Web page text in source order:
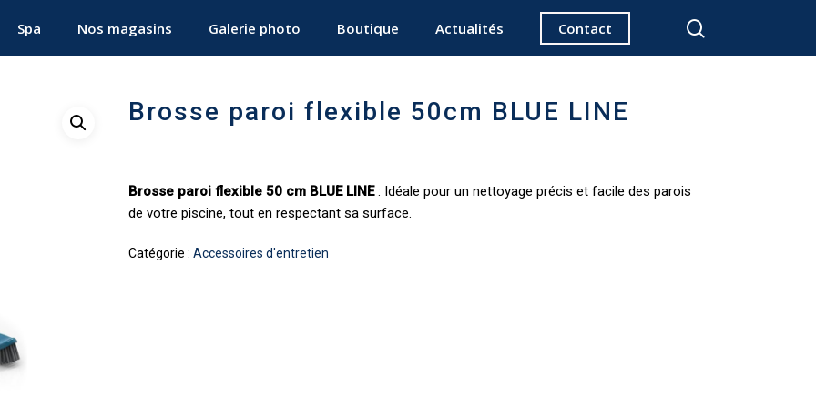
Spa Nos magasins Galerie photo Boutique Actualités Contact
Brosse paroi flexible 50cm BLUE LINE
Brosse paroi flexible 50 cm BLUE LINE: Idéale pour un nettoyage précis et facile des parois
de votre piscine, tout en respectant sa surface.
Catégorie :Accessoires d'entretien